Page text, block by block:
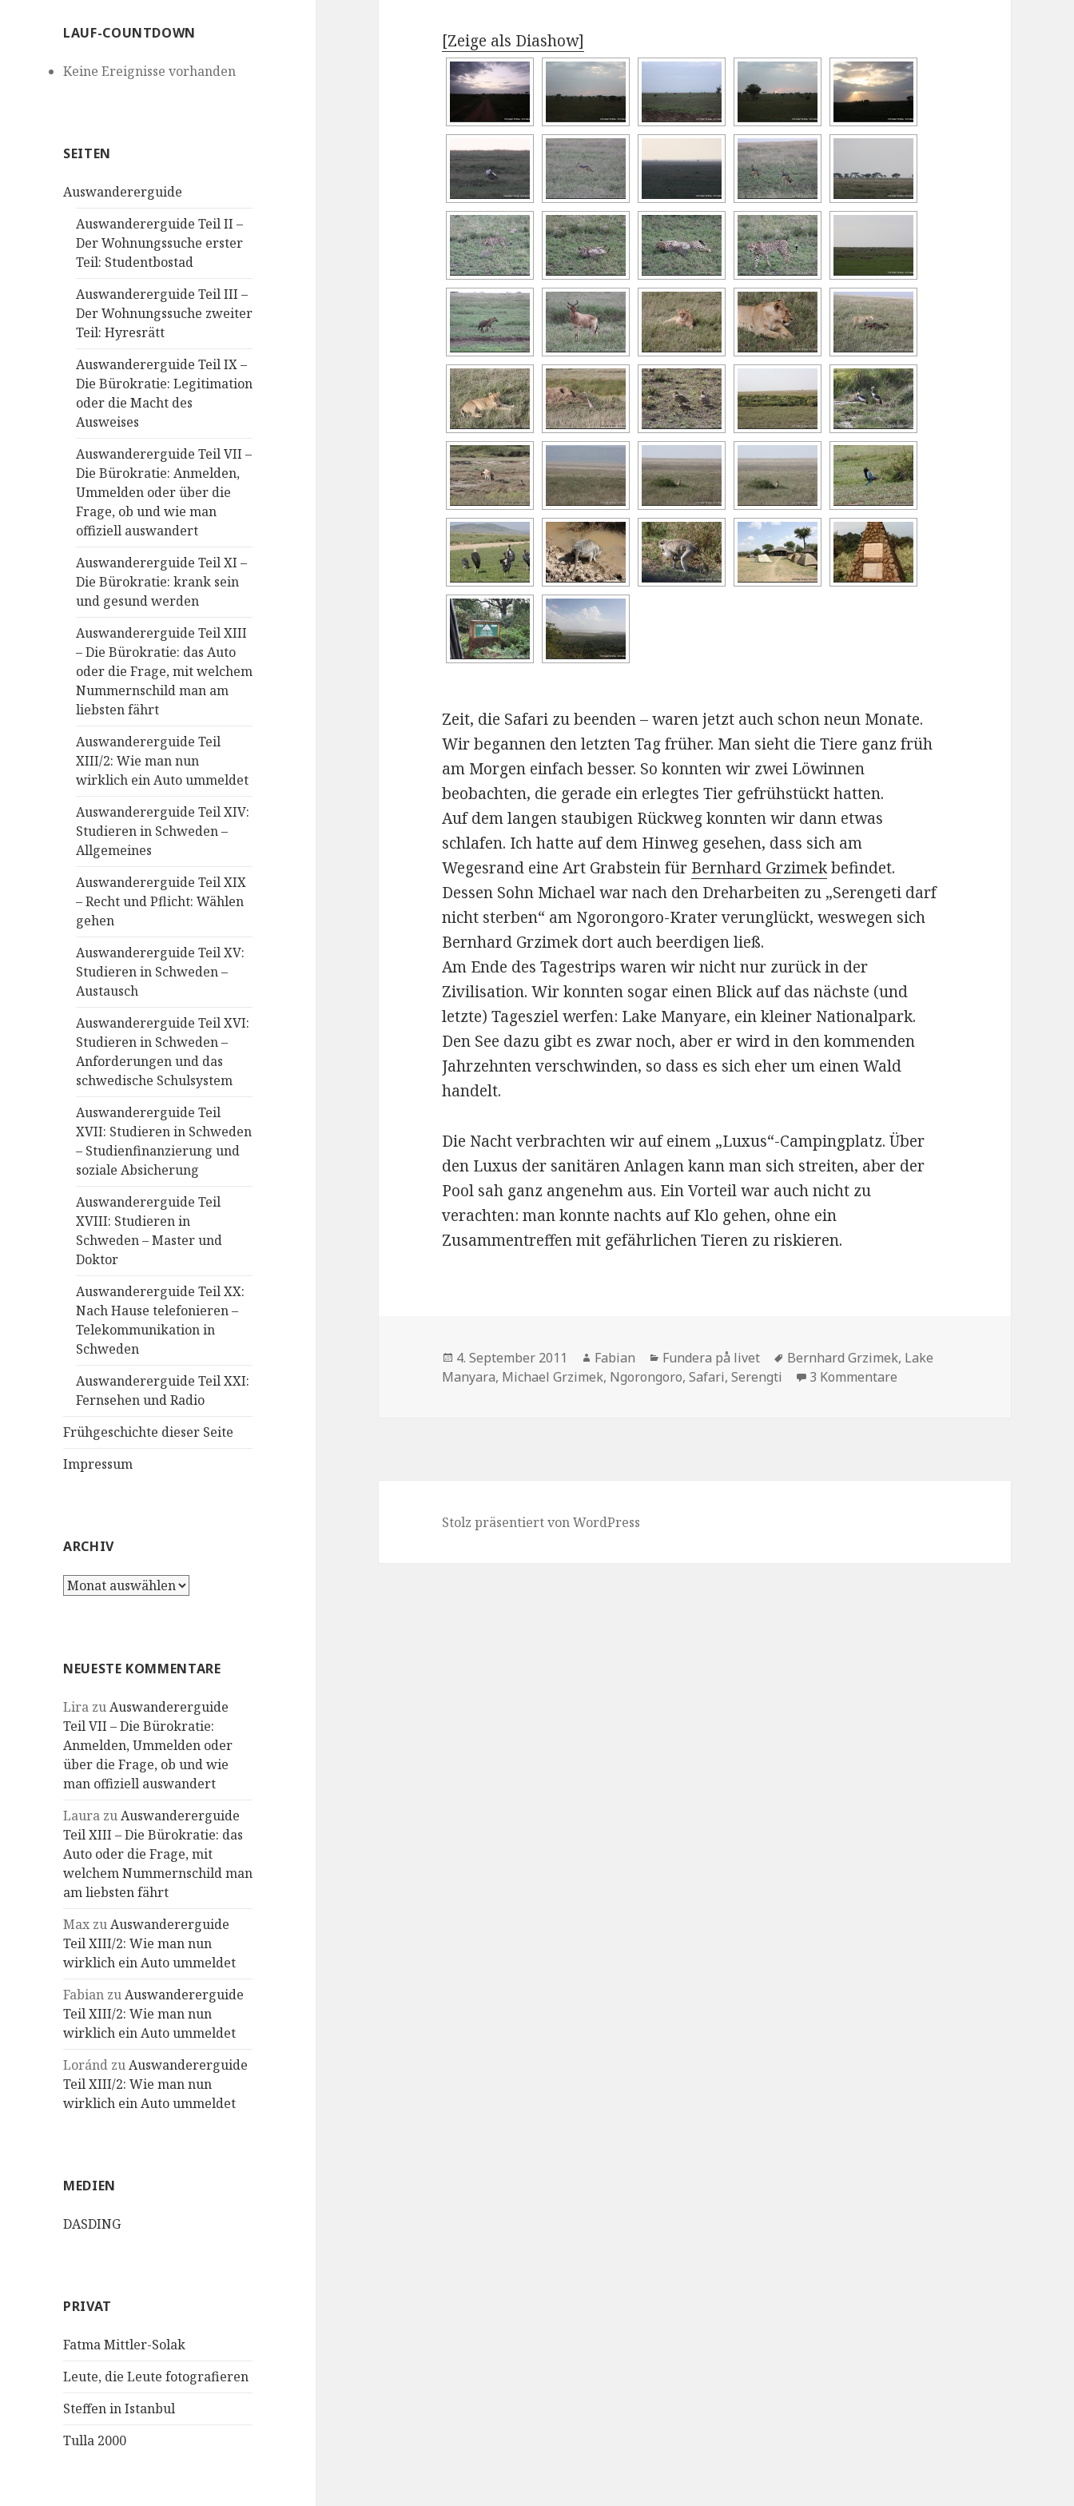
LAUF-COUNTDOWN
Keine Ereignisse vorhanden
SEITEN
Auswandererguide
Auswandererguide Teil II –
Der Wohnungssuche erster
Teil: Studentbostad
Auswandererguide Teil III –
Der Wohnungssuche zweiter
Teil: Hyresrätt
Auswandererguide Teil IX –
Die Bürokratie: Legitimation
oder die Macht des
Ausweises
Auswandererguide Teil VII –
Die Bürokratie: Anmelden,
Ummelden oder über die
Frage, ob und wie man
offiziell auswandert
Auswandererguide Teil XI –
Die Bürokratie: krank sein
und gesund werden
Auswandererguide Teil XIII
– Die Bürokratie: das Auto
oder die Frage, mit welchem
Nummernschild man am
liebsten fährt
Auswandererguide Teil
XIII/2: Wie man nun
wirklich ein Auto ummeldet
Auswandererguide Teil XIV:
Studieren in Schweden –
Allgemeines
Auswandererguide Teil XIX
– Recht und Pflicht: Wählen
gehen
Auswandererguide Teil XV:
Studieren in Schweden –
Austausch
Auswandererguide Teil XVI:
Studieren in Schweden –
Anforderungen und das
schwedische Schulsystem
Auswandererguide Teil
XVII: Studieren in Schweden
– Studienfinanzierung und
soziale Absicherung
Auswandererguide Teil
XVIII: Studieren in
Schweden – Master und
Doktor
Auswandererguide Teil XX:
Nach Hause telefonieren –
Telekommunikation in
Schweden
Auswandererguide Teil XXI:
Fernsehen und Radio
Frühgeschichte dieser Seite
Impressum
ARCHIV
Archiv
NEUESTE KOMMENTARE
Lira zuAuswandererguide
Teil VII – Die Bürokratie:
Anmelden, Ummelden oder
über die Frage, ob und wie
man offiziell auswandert
Laura zuAuswandererguide
Teil XIII – Die Bürokratie: das
Auto oder die Frage, mit
welchem Nummernschild man
am liebsten fährt
Max zuAuswandererguide
Teil XIII/2: Wie man nun
wirklich ein Auto ummeldet
Fabian zuAuswandererguide
Teil XIII/2: Wie man nun
wirklich ein Auto ummeldet
Loránd zuAuswandererguide
Teil XIII/2: Wie man nun
wirklich ein Auto ummeldet
MEDIEN
DASDING
PRIVAT
Fatma Mittler-Solak
Leute, die Leute fotografieren
Steffen in Istanbul
Tulla 2000
[Zeige als Diashow]
Zeit, die Safari zu beenden – waren jetzt auch schon neun Monate.
Wir begannen den letzten Tag früher. Man sieht die Tiere ganz früh
am Morgen einfach besser. So konnten wir zwei Löwinnen
beobachten, die gerade ein erlegtes Tier gefrühstückt hatten.
Auf dem langen staubigen Rückweg konnten wir dann etwas
schlafen. Ich hatte auf dem Hinweg gesehen, dass sich am
Wegesrand eine Art Grabstein für Bernhard Grzimekbefindet.
Dessen Sohn Michael war nach den Dreharbeiten zu „Serengeti darf
nicht sterben“ am Ngorongoro-Krater verunglückt, weswegen sich
Bernhard Grzimek dort auch beerdigen ließ.
Am Ende des Tagestrips waren wir nicht nur zurück in der
Zivilisation. Wir konnten sogar einen Blick auf das nächste (und
letzte) Tagesziel werfen: Lake Manyare, ein kleiner Nationalpark.
Den See dazu gibt es zwar noch, aber er wird in den kommenden
Jahrzehnten verschwinden, so dass es sich eher um einen Wald
handelt.
Die Nacht verbrachten wir auf einem „Luxus“-Campingplatz. Über
den Luxus der sanitären Anlagen kann man sich streiten, aber der
Pool sah ganz angenehm aus. Ein Vorteil war auch nicht zu
verachten: man konnte nachts auf Klo gehen, ohne ein
Zusammentreffen mit gefährlichen Tieren zu riskieren.
Veröffentlicht
am
4. September 2011 Autor
Fabian Kategorien
Fundera på livet Schlagwörter
Bernhard Grzimek, Lake
Manyara, Michael Grzimek, Ngorongoro,Safari,Serengti 3 Kommentare
Stolz präsentiert von WordPress